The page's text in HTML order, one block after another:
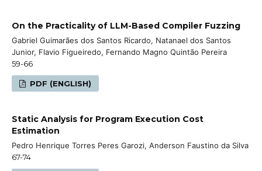
On the Practicality of LLM-Based Compiler Fuzzing
Gabriel Guimarães dos Santos Ricardo, Natanael dos Santos
Junior, Flavio Figueiredo, Fernando Magno Quintão Pereira
59-66
PDF (ENGLISH)
Static Analysis for Program Execution Cost
Estimation
Pedro Henrique Torres Peres Garozi, Anderson Faustino da Silva
67-74